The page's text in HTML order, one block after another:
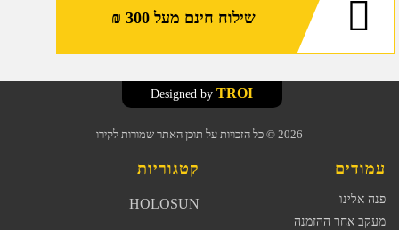
שילוח חינם מעל 300 ₪
2026 © כל הזכויות על תוכן האתר שמורות לקירו
TROI
עמודים
פנה אלינו
מעקב אחר ההזמנה
קטגוריות
HOLOSUN